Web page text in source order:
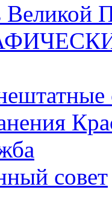
Великой
совет